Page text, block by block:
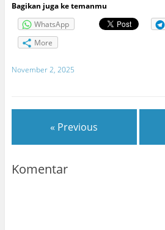
Bagikan juga ke temanmu
WhatsApp
More
November 2, 2025
« Previous
Komentar